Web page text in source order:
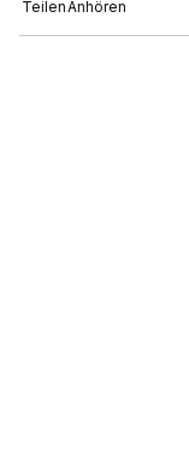
TeilenAnhören